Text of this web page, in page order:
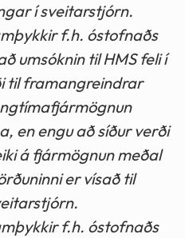
í sveitarstjórn.
f.h. óstofnaðs
umsóknin til HMS feli í
til framangreindrar
en engu að síður verði
á fjármögnun meðal
er vísað til
f.h. óstofnaðs